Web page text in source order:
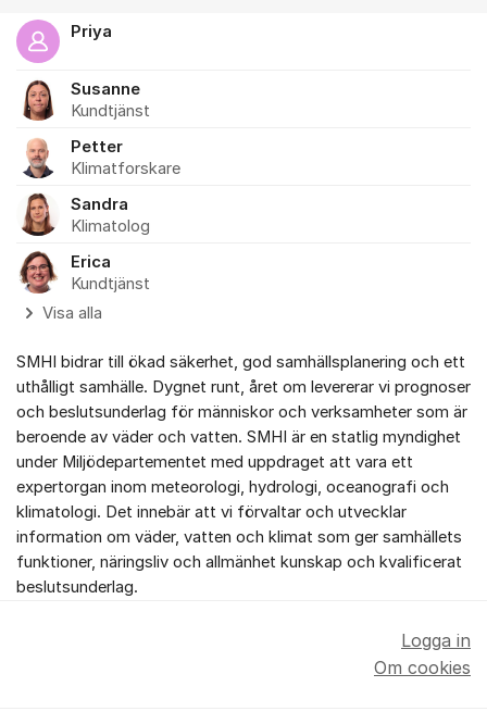
Priya
Susanne
Kundtjänst
Petter
Klimatforskare
Sandra
Klimatolog
Erica
Kundtjänst
Visa alla
SMHI bidrar till ökad säkerhet, god samhällsplanering och ett
uthålligt samhälle. Dygnet runt, året om levererar vi prognoser
och beslutsunderlag för människor och verksamheter som är
beroende av väder och vatten. SMHI är en statlig myndighet
under Miljödepartementet med uppdraget att vara ett
expertorgan inom meteorologi, hydrologi, oceanografi och
klimatologi. Det innebär att vi förvaltar och utvecklar
information om väder, vatten och klimat som ger samhällets
funktioner, näringsliv och allmänhet kunskap och kvalificerat
beslutsunderlag.
Logga in
Om cookies